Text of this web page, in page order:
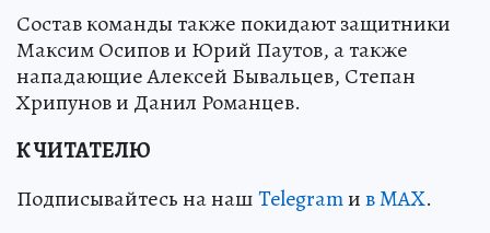
Состав команды также покидают защитники
Максим Осипов и Юрий Паутов, а также
нападающие Алексей Бывальцев, Степан
Хрипунов и Данил Романцев.
К ЧИТАТЕЛЮ
Подписывайтесь на нашTelegramив MAX.